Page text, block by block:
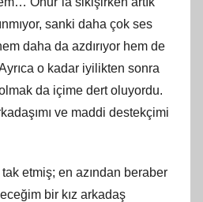
sanki daha çok ses
daha da azdırıyor hem de
Ayrıca o kadar iyilikten sonra
da içime dert oluyordu.
ve maddi destekçimi
tak etmiş; en azından beraber
bir kız arkadaş